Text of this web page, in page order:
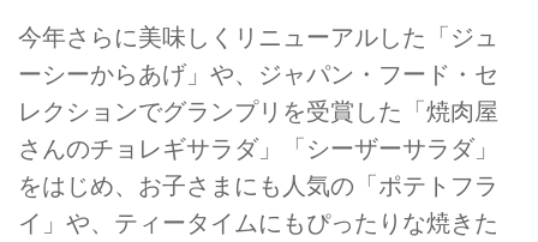
今年さらに美味しくリニューアルした「ジュ
ーシーからあげ」や、ジャパン・フード・セ
レクションでグランプリを受賞した「焼肉屋
さんのチョレギサラダ」「シーザーサラダ」
をはじめ、お子さまにも人気の「ポテトフラ
イ」や、ティータイムにもぴったりな焼きた